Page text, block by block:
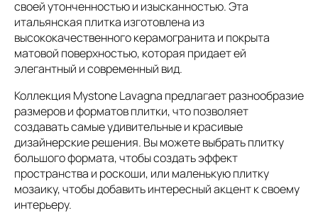
своей утонченностью и изысканностью. Эта
итальянская плитка изготовлена из
высококачественного керамогранита и покрыта
матовой поверхностью, которая придает ей
элегантный и современный вид.
Коллекция Mystone Lavagna предлагает разнообразие
размеров и форматов плитки, что позволяет
создавать самые удивительные и красивые
дизайнерские решения. Вы можете выбрать плитку
большого формата, чтобы создать эффект
пространства и роскоши, или маленькую плитку
мозаику, чтобы добавить интересный акцент к своему
интерьеру.